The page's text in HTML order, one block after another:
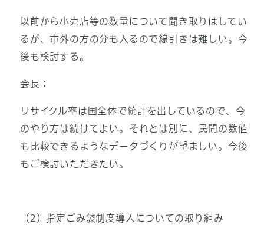
以前から小売店等の数量について聞き取りはしてい
るが、市外の方の分も入るので線引きは難しい。今
後も検討する。
会長：
リサイクル率は国全体で統計を出しているので、今
のやり方は続けてよい。それとは別に、民間の数値
も比較できるようなデータづくりが望ましい。今後
もご検討いただきたい。
（2）指定ごみ袋制度導入についての取り組み